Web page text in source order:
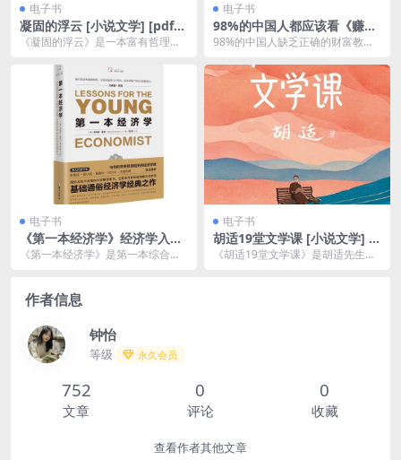
电子书
凝固的浮云 [ 小说文学] [pdf
+全格式]
《凝固的浮云》是一本富有哲理性
不为人知的艰难与复杂...
电子书
98%的中国人都应该看《赚钱
的逻辑》 早看早受益！[pdf]
98%的中国人缺乏正确的财富教
只能在生活中跌跌撞撞...
电子书
《第一本经济学》经济学入门
书籍 豆瓣高分[pdf]
《第一本经济学》是第一本综合了
电子书
胡适19堂文学课 [ 小说文学] [p
df+全格式]
《胡适19堂文学课》是胡适先生的
作者信息
钟怡
等级 永久会员
752
文章
0
评论
0
收藏
查看作者其他文章